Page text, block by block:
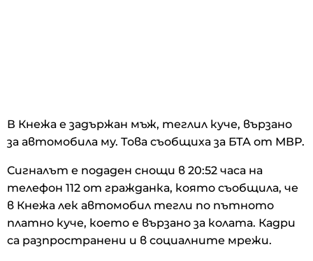
В Кнежа е задържан мъж, теглил куче, вързано
за автомобила му. Това съобщиха за БТА от МВР.
Сигналът е подаден снощи в 20:52 часа на
телефон 112 от гражданка, която съобщила, че
в Кнежа лек автомобил тегли по пътното
платно куче, което е вързано за колата. Кадри
са разпространени и в социалните мрежи.